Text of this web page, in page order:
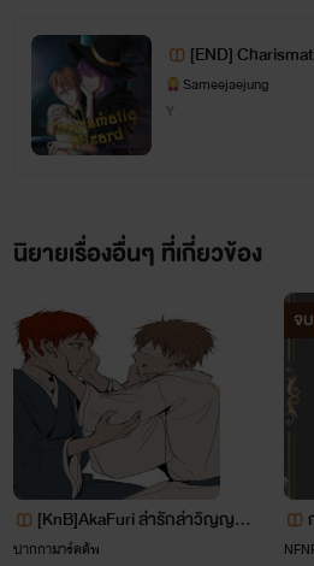
Line official :
[END]
oi 18+]
Sameejaejung
Y
นิยายเรื่องอื่นๆ ที่เกี่ยวข้อง
[KnB]AkaFuri ล่ารักล่าวิญญา
ณ
ปากกามาร์คคัพ
จบ